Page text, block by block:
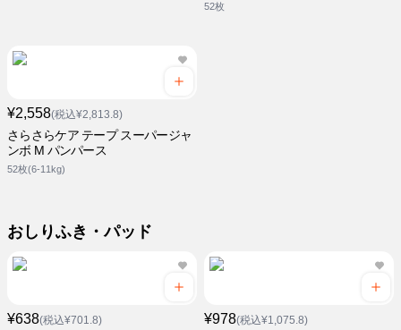
52枚
¥2,558(税込¥2,813.8)
さらさらケア テープ スーパージャ
ンボ M パンパース
52枚(6-11kg)
おしりふき・パッド
¥638(税込¥701.8) ¥978(税込¥1,075.8)